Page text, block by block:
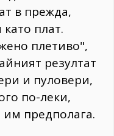
в прежда,
плат.
плетиво",
резултат
и пуловери,
по-леки,
им предполага.